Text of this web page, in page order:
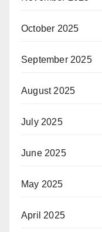
October 2025
September 2025
August 2025
July 2025
June 2025
May 2025
April 2025